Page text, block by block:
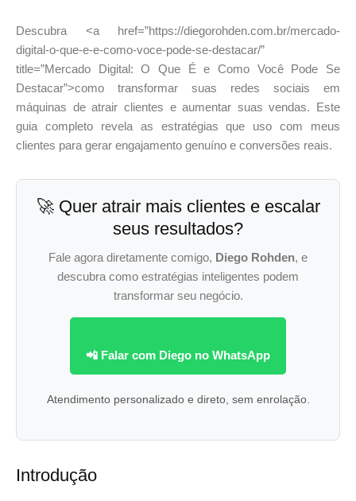
Descubra <a href=”https://diegorohden.com.br/mercado-
digital-o-que-e-e-como-voce-pode-se-destacar/”
title=”Mercado Digital: O Que É e Como Você Pode Se
Destacar”>como transformar suas redes sociais em
máquinas de atrair clientes e aumentar suas vendas. Este
guia completo revela as estratégias que uso com meus
clientes para gerar engajamento genuíno e conversões reais.
🚀 Quer atrair mais clientes e escalar
seus resultados?
Fale agora diretamente comigo, Diego Rohden, e
descubra como estratégias inteligentes podem
transformar seu negócio.
📲 Falar com Diego no WhatsApp
Atendimento personalizado e direto, sem enrolação.
Introdução